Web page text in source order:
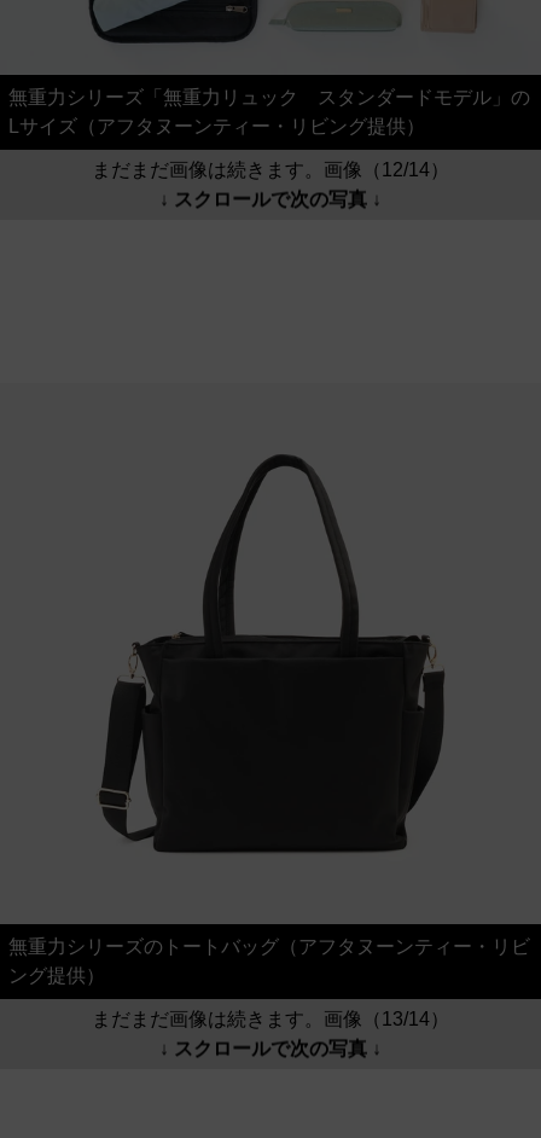
無重力シリーズ「無重力リュック スタンダードモデル」の
Lサイズ（アフタヌーンティー・リビング提供）
まだまだ画像は続きます。画像（12/14）
↓ スクロールで次の写真 ↓
無重力シリーズのトートバッグ（アフタヌーンティー・リビ
ング提供）
まだまだ画像は続きます。画像（13/14）
↓ スクロールで次の写真 ↓